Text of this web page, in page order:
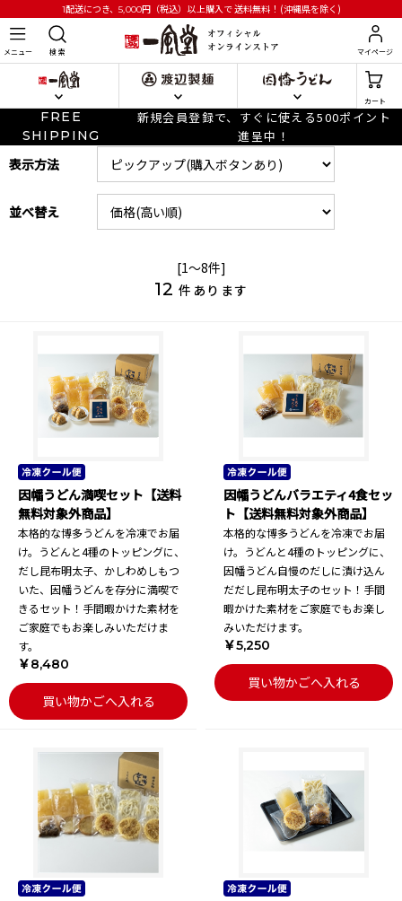
1配送につき、5,000円 （税込）以上購入で送料無料！(沖縄県を除く)
メニュー 検 索 マイページ
カート
FREE
SHIPPING
新規会員登録で、すぐに使える500ポイント
進呈中！
表示方法
並べ替え
[1～8件]
12 件あります
因幡うどん満喫セット【送料
無料対象外商品】
本格的な博多うどんを冷凍でお届
け。うどんと4種のトッピングに、
だし昆布明太子、かしわめしもつ
いた、因幡うどんを存分に満喫で
きるセット！手間暇かけた素材を
ご家庭でもお楽しみいただけま
す。
￥8,480
買い物かごへ入れる
因幡うどんバラエティ4食セッ
ト【送料無料対象外商品】
本格的な博多うどんを冷凍でお届
け。うどんと4種のトッピングに、
因幡うどん自慢のだしに漬け込ん
だだし昆布明太子のセット！手間
暇かけた素材をご家庭でもお楽し
みいただけます。
￥5,250
買い物かごへ入れる